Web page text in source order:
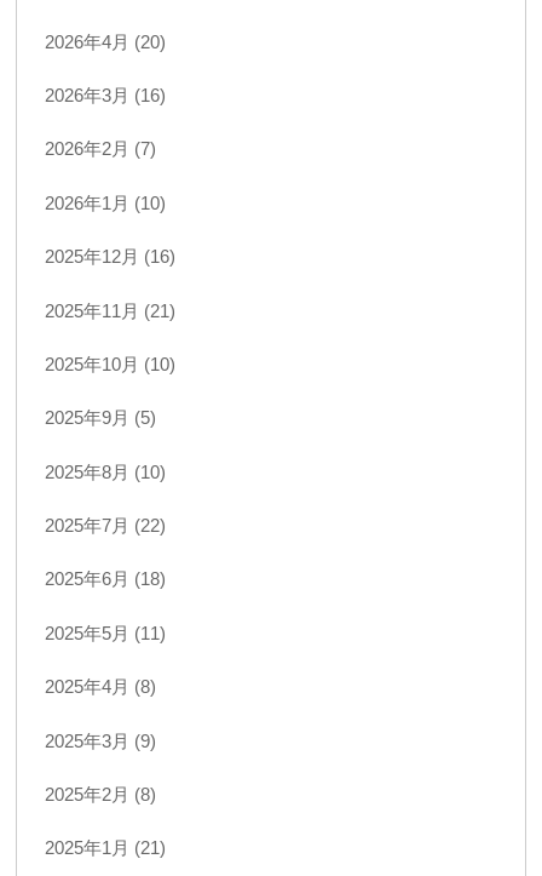
2026年4月 (20)
2026年3月 (16)
2026年2月 (7)
2026年1月 (10)
2025年12月 (16)
2025年11月 (21)
2025年10月 (10)
2025年9月 (5)
2025年8月 (10)
2025年7月 (22)
2025年6月 (18)
2025年5月 (11)
2025年4月 (8)
2025年3月 (9)
2025年2月 (8)
2025年1月 (21)